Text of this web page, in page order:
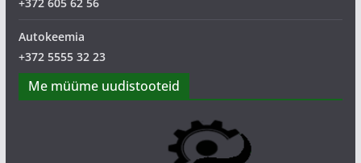
Autokeemia
+372 5555 32 23
Me müüme uudistooteid